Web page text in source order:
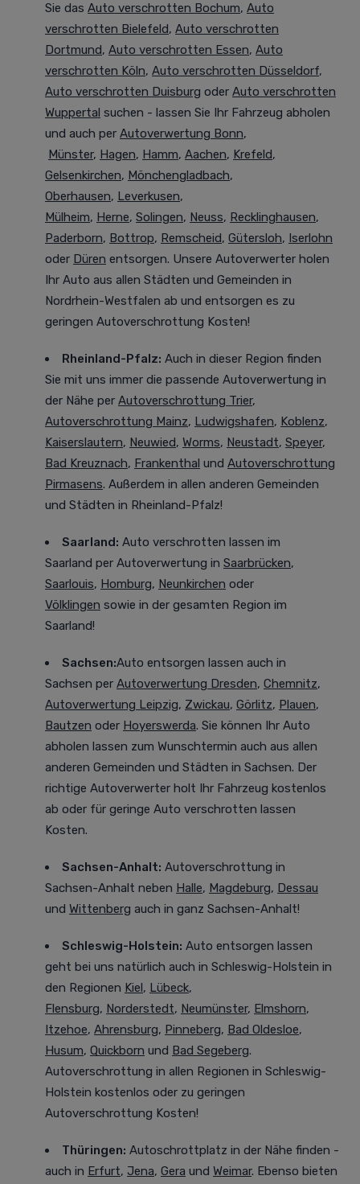
Sie das Auto verschrotten Bochum, Auto
verschrotten Bielefeld, Auto verschrotten
Dortmund, Auto verschrotten Essen, Auto
verschrotten Köln, Auto verschrotten Düsseldorf,
Auto verschrotten Duisburg oder Auto verschrotten
Wuppertal suchen - lassen Sie Ihr Fahrzeug abholen
und auch per Autoverwertung Bonn,
Münster, Hagen, Hamm, Aachen, Krefeld,
Gelsenkirchen, Mönchengladbach,
Oberhausen, Leverkusen,
Mülheim, Herne, Solingen, Neuss, Recklinghausen,
Paderborn, Bottrop, Remscheid, Gütersloh, Iserlohn
oder Düren entsorgen. Unsere Autoverwerter holen
Ihr Auto aus allen Städten und Gemeinden in
Nordrhein-Westfalen ab und entsorgen es zu
geringen Autoverschrottung Kosten!
Rheinland-Pfalz: Auch in dieser Region finden
Sie mit uns immer die passende Autoverwertung in
der Nähe per Autoverschrottung Trier,
Autoverschrottung Mainz, Ludwigshafen, Koblenz,
Kaiserslautern, Neuwied, Worms, Neustadt, Speyer,
Bad Kreuznach, Frankenthal und Autoverschrottung
Pirmasens. Außerdem in allen anderen Gemeinden
und Städten in Rheinland-Pfalz!
Saarland: Auto verschrotten lassen im
Saarland per Autoverwertung in Saarbrücken,
Saarlouis, Homburg, Neunkirchen oder
Völklingen sowie in der gesamten Region im
Saarland!
Sachsen:Auto entsorgen lassen auch in
Sachsen per Autoverwertung Dresden, Chemnitz,
Autoverwertung Leipzig, Zwickau, Görlitz, Plauen,
Bautzen oder Hoyerswerda. Sie können Ihr Auto
abholen lassen zum Wunschtermin auch aus allen
anderen Gemeinden und Städten in Sachsen. Der
richtige Autoverwerter holt Ihr Fahrzeug kostenlos
ab oder für geringe Auto verschrotten lassen
Kosten.
Sachsen-Anhalt: Autoverschrottung in
Sachsen-Anhalt neben Halle, Magdeburg, Dessau
und Wittenberg auch in ganz Sachsen-Anhalt!
Schleswig-Holstein: Auto entsorgen lassen
geht bei uns natürlich auch in Schleswig-Holstein in
den Regionen Kiel, Lübeck,
Flensburg, Norderstedt, Neumünster, Elmshorn,
Itzehoe, Ahrensburg, Pinneberg, Bad Oldesloe,
Husum, Quickborn und Bad Segeberg.
Autoverschrottung in allen Regionen in Schleswig-
Holstein kostenlos oder zu geringen
Autoverschrottung Kosten!
Thüringen: Autoschrottplatz in der Nähe finden -
auch in Erfurt, Jena, Gera und Weimar. Ebenso bieten